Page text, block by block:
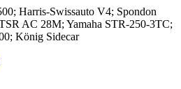
Harris-Swissauto V4; Spondon
AC 28M; Yamaha STR-250-3TC;
König Sidecar